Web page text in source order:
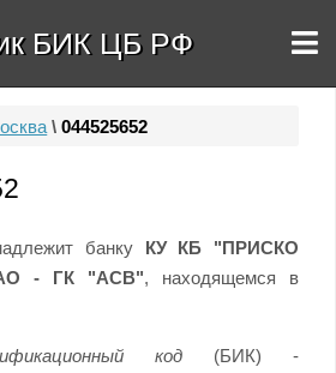
БИК ЦБ РФ
\ 044525652
банку КУ КБ "ПРИСКО
- ГК "АСВ", находящемся в
код (БИК) -